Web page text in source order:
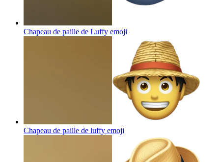
Chapeau de paille de Luffy emoji
Chapeau de paille de luffy emoji